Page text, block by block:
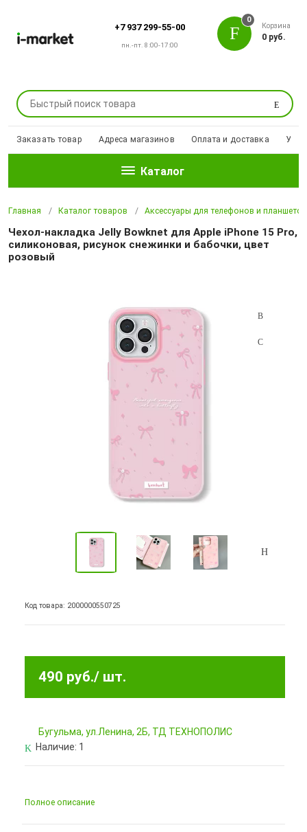
+7 937 299-55-00
пн.-пт. 8:00-17:00
Поиск
0
Корзина
0 руб.
Заказать товар Адреса магазинов Оплата и доставка
Каталог
Главная Каталог товаров Аксессуары для телефонов и планшетов
Чехол-накладка Jelly Bowknet для Apple iPhone 15 Pro,
силиконовая, рисунок снежинки и бабочки, цвет
розовый
Код товара: 2000000550725
490 руб./ шт.
Бугульма, ул.Ленина, 2Б, ТД ТЕХНОПОЛИС
Наличие: 1
Полное описание